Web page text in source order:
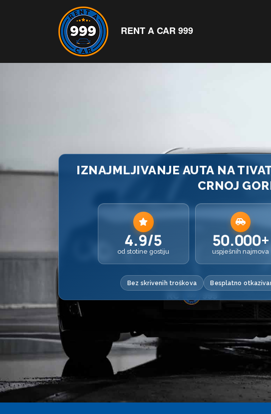
RENT A CAR 999
IZNAJMLJIVANJE AUTA NA
CRNOJ
4.9/5
od stotine gostiju
50.000+
uspješnih najmova
Bez skrivenih troškova Besplatno